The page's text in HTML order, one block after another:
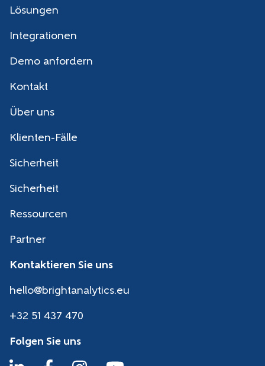
Lösungen
Integrationen
Demo anfordern
Kontakt
Über uns
Klienten-Fälle
Sicherheit
Sicherheit
Ressourcen
Partner
Kontaktieren Sie uns
hello@brightanalytics.eu
+32 51 437 470
Folgen Sie uns